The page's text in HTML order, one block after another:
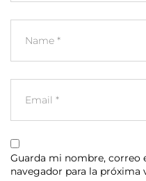
Guarda mi nombre, correo
navegador para la próxima